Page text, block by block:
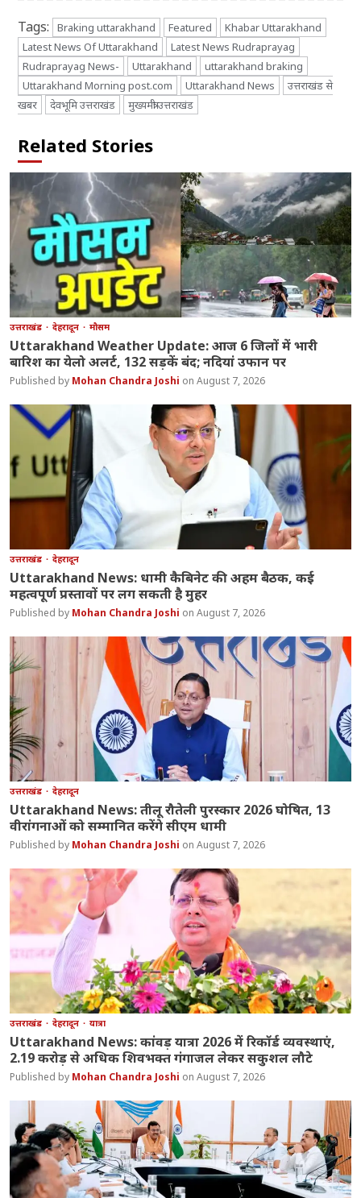
Tags: Braking uttarakhand Featured
Khabar Uttarakhand
Latest News Of Uttarakhand
Latest News Rudraprayag
Rudraprayag News-
Uttarakhand
uttarakhand braking
Uttarakhand Morning post.com
Uttarakhand News
उत्तराखंड से
खबर
देवभूमि उत्तराखंड मुख्यमंत्री उत्तराखंड
Related Stories
उत्तराखंड देहरादून मौसम
Uttarakhand Weather Update: आज 6 जिलों में भारी
बारिश का येलो अलर्ट, 132 सड़कें बंद; नदियां उफान पर
Mohan Chandra Joshi August 7, 2026
उत्तराखंड देहरादून
Uttarakhand News: धामी कैबिनेट की अहम बैठक, कई
महत्वपूर्ण प्रस्तावों पर लग सकती है मुहर
Mohan Chandra Joshi August 7, 2026
उत्तराखंड देहरादून
Uttarakhand News: तीलू रौतेली पुरस्कार 2026 घोषित, 13
वीरांगनाओं को सम्मानित करेंगे सीएम धामी
Mohan Chandra Joshi August 7, 2026
उत्तराखंड देहरादून यात्रा
Uttarakhand News: कांवड़ यात्रा 2026 में रिकॉर्ड व्यवस्थाएं,
2.19 करोड़ से अधिक शिवभक्त गंगाजल लेकर सकुशल लौटे
Mohan Chandra Joshi August 7, 2026